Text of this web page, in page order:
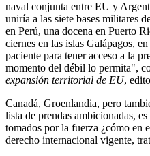
naval conjunta entre EU y
uniría a las siete bases militares
en Perú, una docena en Puerto
ciernes en las islas Galápagos,
paciente para tener acceso a la
momento del débil lo permita ,
expansión territorial de EU,
Canadá, Groenlandia, pero
lista de prendas ambicionadas,
tomados por la fuerza ¿cómo en
derecho internacional vigente,